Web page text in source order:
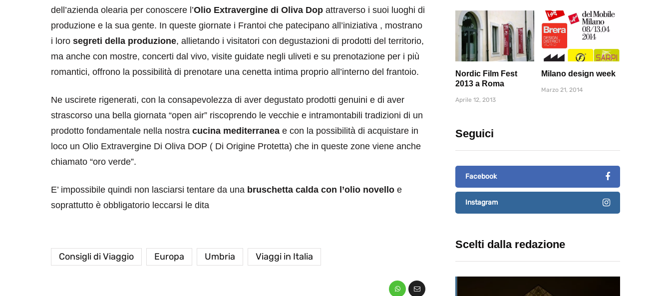
dell’azienda olearia per conoscere l’Olio Extravergine di Oliva Dop attraverso i suoi luoghi di
produzione e la sua gente. In queste giornate i Frantoi che patecipano all’iniziativa , mostrano
i loro segreti della produzione, allietando i visitatori con degustazioni di prodotti del territorio,
ma anche con mostre, concerti dal vivo, visite guidate negli uliveti e su prenotazione per i più
romantici, offrono la possibilità di prenotare una cenetta intima proprio all’interno del frantoio.
Ne uscirete rigenerati, con la consapevolezza di aver degustato prodotti genuini e di aver
strascorso una bella giornata “open air” riscoprendo le vecchie e intramontabili tradizioni di un
prodotto fondamentale nella nostra cucina mediterranea e con la possibilità di acquistare in
loco un Olio Extravergine Di Oliva DOP ( Di Origine Protetta) che in queste zone viene anche
chiamato “oro verde”.
E’ impossibile quindi non lasciarsi tentare da una bruschetta calda con l’olio novello e
soprattutto è obbligatorio leccarsi le dita
Consigli di Viaggio Europa Umbria Viaggi in Italia
Nordic Film Fest
2013 a Roma
Aprile 12, 2013
Milano design week
Marzo 21, 2014
Seguici
Facebook
Instagram
Scelti dalla redazione